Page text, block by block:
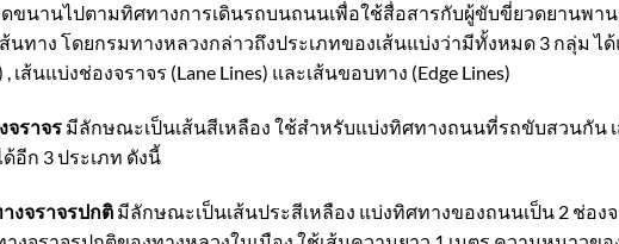
านไปตามทิศทางการเดินรถบนถนนเพื่อใช้สื่อสารกับผู้ขับขี่ยวดยานพาน
ส้นทาง โดยกรมทางหลวงกล่าวถึงประเภทของเส้นแบ่งว่ามีทั้งหมด 3 กลุ่ม ไ
, เส้นแบ่งช่องจราจร (Lane Lines) และเส้นขอบทาง (Edge Lines)
จราจร มีลักษณะเป็นเส้นสีเหลือง ใช้สำหรับแบ่งทิศทางถนนที่รถขับสวนกัน
อีก 3 ประเภท ดังนี้
งจราจรปกติ มีลักษณะเป็นเส้นประสีเหลือง แบ่งทิศทางของถนนเป็น 2 ช่อง